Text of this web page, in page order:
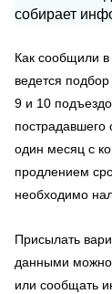
Как сообщили
ведется
9 и 10
один месяц с
продлением
необходимо
Присылать
данными можно
или сообщать